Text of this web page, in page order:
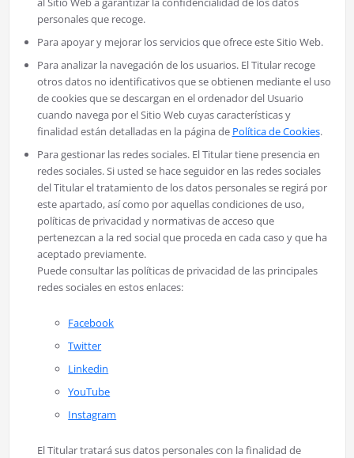
personales que recoge.
Para apoyar y mejorar los servicios que ofrece este Sitio Web.
Para analizar la navegación de los usuarios. El Titular recoge
otros datos no identificativos que se obtienen mediante el uso
de cookies que se descargan en el ordenador del Usuario
cuando navega por el Sitio Web cuyas características y
finalidad están detalladas en la página de Política de Cookies.
Para gestionar las redes sociales. El Titular tiene presencia en
redes sociales. Si usted se hace seguidor en las redes sociales
del Titular el tratamiento de los datos personales se regirá por
este apartado, así como por aquellas condiciones de uso,
políticas de privacidad y normativas de acceso que
pertenezcan a la red social que proceda en cada caso y que ha
aceptado previamente.
Puede consultar las políticas de privacidad de las principales
redes sociales en estos enlaces:
Facebook
Twitter
Linkedin
YouTube
Instagram
El Titular tratará sus datos personales con la finalidad de